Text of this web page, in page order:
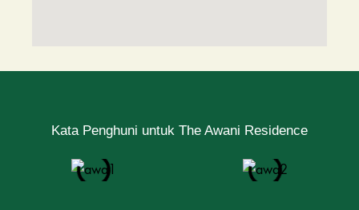
Kata Penghuni untuk The Awani Residence